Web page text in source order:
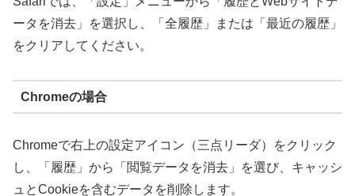
ータを消去」を選択し、「全履歴」または「最近の履歴」
をクリアしてください。
Chromeの場合
Chromeで右上の設定アイコン（三点リーダ）をクリック
し、「履歴」から「閲覧データを消去」を選び、キャッシ
ュとCookieを含むデータを削除します。